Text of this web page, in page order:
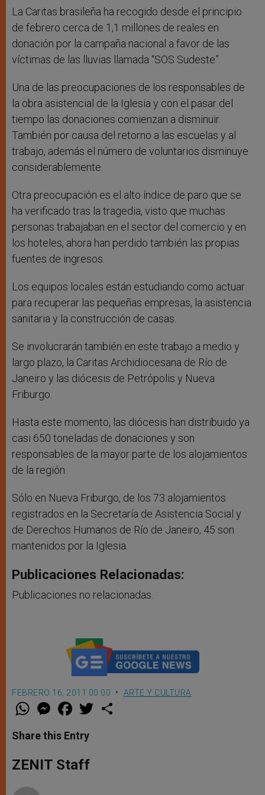
La Caritas brasileña ha recogido desde el principio
de febrero cerca de 1,1 millones de reales en
donación por la campaña nacional a favor de las
víctimas de las lluvias llamada “SOS Sudeste”.
Una de las preocupaciones de los responsables de
la obra asistencial de la Iglesia y con el pasar del
tiempo las donaciones comienzan a disminuir.
También por causa del retorno a las escuelas y al
trabajo, además el número de voluntarios disminuye
considerablemente.
Otra preocupación es el alto índice de paro que se
ha verificado tras la tragedia, visto que muchas
personas trabajaban en el sector del comercio y en
los hoteles, ahora han perdido también las propias
fuentes de ingresos.
Los equipos locales están estudiando como actuar
para recuperar las pequeñas empresas, la asistencia
sanitaria y la construcción de casas.
Se involucrarán también en este trabajo a medio y
largo plazo, la Caritas Archidiocesana de Río de
Janeiro y las diócesis de Petrópolis y Nueva
Friburgo.
Hasta este momento, las diócesis han distribuido ya
casi 650 toneladas de donaciones y son
responsables de la mayor parte de los alojamientos
de la región.
Sólo en Nueva Friburgo, de los 73 alojamientos
registrados en la Secretaría de Asistencia Social y
de Derechos Humanos de Río de Janeiro, 45 son
mantenidos por la Iglesia.
Publicaciones Relacionadas:
Publicaciones no relacionadas.
FEBRERO 16, 2011 00:00 ARTE Y CULTURA
W
t
s
p
p
M
e
s
e
g
e
F
a
e
b
o
k
w
Share this Entry
ZENIT Staff